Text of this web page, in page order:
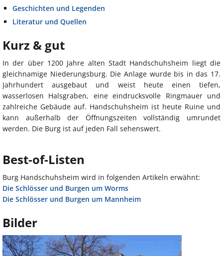
Geschichten und Legenden
Literatur und Quellen
Kurz & gut
In der über 1200 Jahre alten Stadt Handschuhsheim liegt die
gleichnamige Niederungsburg. Die Anlage wurde bis in das 17.
Jahrhundert ausgebaut und weist heute einen tiefen,
wasserlosen Halsgraben, eine eindrucksvolle Ringmauer und
zahlreiche Gebäude auf. Handschuhsheim ist heute Ruine und
kann außerhalb der Öffnungszeiten vollständig umrundet
werden. Die Burg ist auf jeden Fall sehenswert.
Best-of-Listen
Burg Handschuhsheim wird in folgenden Artikeln erwähnt:
Die Schlösser und Burgen um Worms
Die Schlösser und Burgen um Mannheim
Bilder